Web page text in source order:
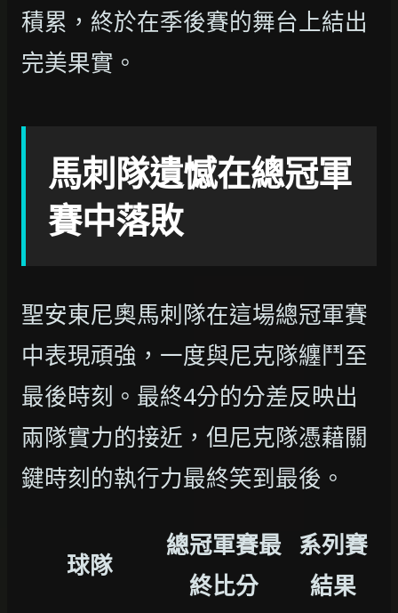
積累，終於在季後賽的舞台上結出
完美果實。
馬刺隊遺憾在總冠軍
賽中落敗
聖安東尼奧馬刺隊在這場總冠軍賽
中表現頑強，一度與尼克隊纏鬥至
最後時刻。最終4分的分差反映出
兩隊實力的接近，但尼克隊憑藉關
鍵時刻的執行力最終笑到最後。
球隊
總冠軍賽最
終比分
系列賽
結果